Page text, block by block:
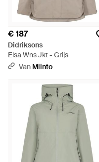
€ 187
Didriksons
Elsa Wns Jkt - Grijs
Van Miinto